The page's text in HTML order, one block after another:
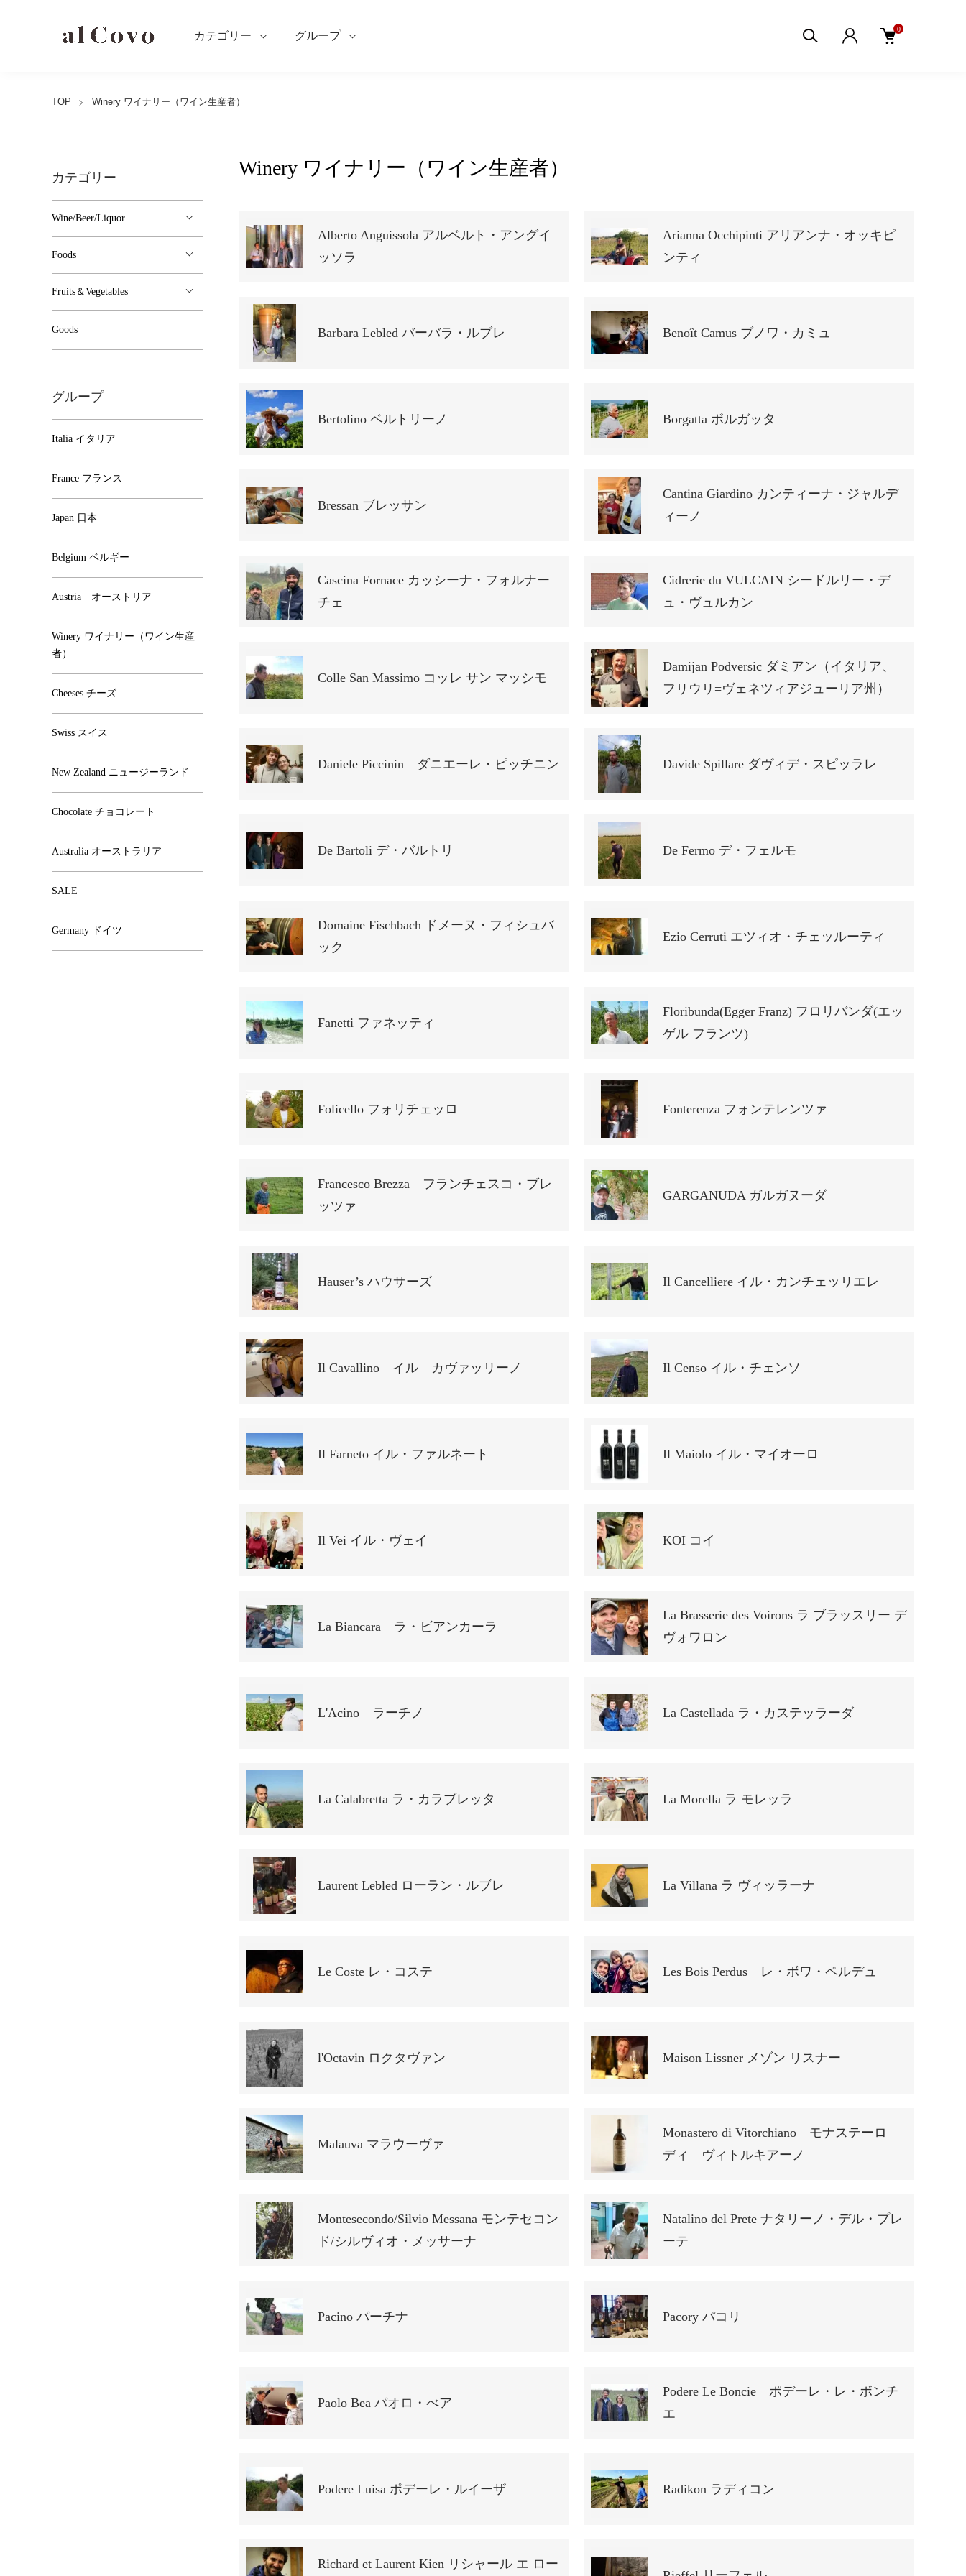
カテゴリー グループ
0
TOP Winery ワイナリー（ワイン生産者）
Winery ワイナリー（ワイン生産者）
Alberto Anguissola アルベルト・アングイ
ッソラ
Arianna Occhipinti アリアンナ・オッキピ
ンティ
Barbara Lebled バーバラ・ルブレ Benoît Camus ブノワ・カミュ
Bertolino ベルトリーノ Borgatta ボルガッタ
Bressan ブレッサン
Cantina Giardino カンティーナ・ジャルデ
ィーノ
Cascina Fornace カッシーナ・フォルナー
チェ
Cidrerie du VULCAIN シードルリー・デ
ュ・ヴュルカン
Colle San Massimo コッレ サン マッシモ
Damijan Podversic ダミアン（イタリア、
フリウリ=ヴェネツィアジューリア州）
Daniele Piccinin ダニエーレ・ピッチニン Davide Spillare ダヴィデ・スピッラレ
De Bartoli デ・バルトリ De Fermo デ・フェルモ
Domaine Fischbach ドメーヌ・フィシュバ
ック
Ezio Cerruti エツィオ・チェッルーティ
Fanetti ファネッティ
Floribunda(Egger Franz) フロリバンダ(エッ
ゲル フランツ)
Folicello フォリチェッロ Fonterenza フォンテレンツァ
Francesco Brezza フランチェスコ・ブレ
ッツァ
GARGANUDA ガルガヌーダ
Hauser’s ハウサーズ Il Cancelliere イル・カンチェッリエレ
Il Cavallino イル カヴァッリーノ Il Censo イル・チェンソ
Il Farneto イル・ファルネート Il Maiolo イル・マイオーロ
Il Vei イル・ヴェイ KOI コイ
La Biancara ラ・ビアンカーラ
La Brasserie des Voirons ラ ブラッスリー デ
ヴォワロン
L'Acino ラーチノ La Castellada ラ・カステッラーダ
La Calabretta ラ・カラブレッタ La Morella ラ モレッラ
Laurent Lebled ローラン・ルブレ La Villana ラ ヴィッラーナ
Le Coste レ・コステ Les Bois Perdus レ・ボワ・ペルデュ
l'Octavin ロクタヴァン Maison Lissner メゾン リスナー
Malauva マラウーヴァ
Monastero di Vitorchiano モナステーロ
ディ ヴィトルキアーノ
Montesecondo/Silvio Messana モンテセコン
ド/シルヴィオ・メッサーナ
Natalino del Prete ナタリーノ・デル・プレ
ーテ
Pacino パーチナ Pacory パコリ
Paolo Bea パオロ・べア
Podere Le Boncie ポデーレ・レ・ボンチ
エ
Podere Luisa ポデーレ・ルイーザ Radikon ラディコン
Richard et Laurent Kien リシャール エ ロー
カテゴリー
Wine/Beer/Liquor
Foods
Fruits＆Vegetables
Goods
グループ
Italia イタリア
France フランス
Japan 日本
Belgium ベルギー
Austria オーストリア
Winery ワイナリー（ワイン生産
者）
Cheeses チーズ
Swiss スイス
New Zealand ニュージーランド
Chocolate チョコレート
Australia オーストラリア
SALE
Germany ドイツ